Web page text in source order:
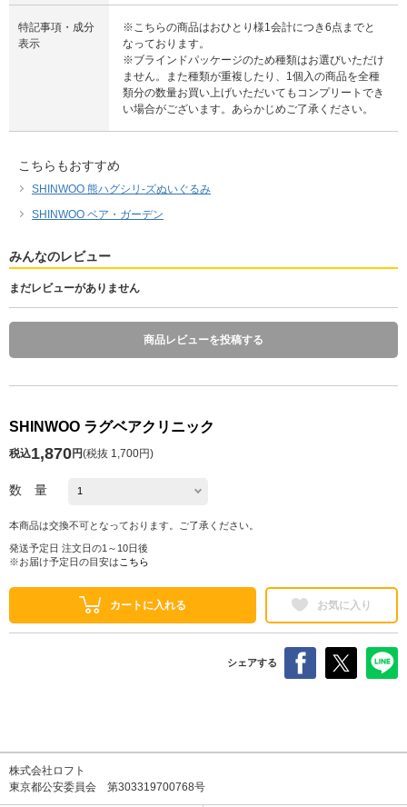
特記事項・成分
表示
※こちらの商品はおひとり様1会計につき6点までと
なっております。
※ブラインドパッケージのため種類はお選びいただけ
ません。また種類が重複したり、1個入の商品を全種
類分の数量お買い上げいただいてもコンプリートでき
い場合がございます。あらかじめご了承ください。
こちらもおすすめ
SHINWOO 熊ハグシリ-ズぬいぐるみ
SHINWOO ベア・ガーデン
みんなのレビュー
まだレビューがありません
商品レビューを投稿する
SHINWOO ラグベアクリニック
税込1,870円(税抜 1,700円)
数 量
本商品は交換不可となっております。ご了承ください。
発送予定日 注文日の1～10日後
※お届け予定日の目安は こちら
カートに入れる お気に入り
シェアする
株式会社ロフト
東京都公安委員会 第303319700768号